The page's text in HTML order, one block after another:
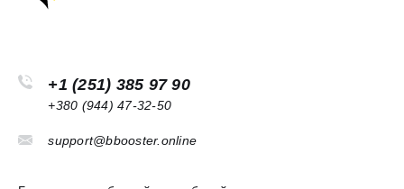
+1 (251) 385 97 90
+380 (944) 47-32-50
support@bbooster.online